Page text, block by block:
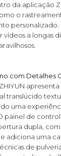
da aplicação
o
personalizado.
vídeos a longas
com Detalhes
translúcido
uma
painel de
dupla,
adiciona uma
de